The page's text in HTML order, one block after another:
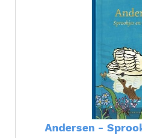
Andersen -